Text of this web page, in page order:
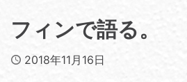
フィンで語る。
Published
2018年11月16日